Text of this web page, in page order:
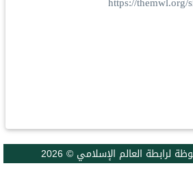
لرابطة العالم الإسلامي © 2026